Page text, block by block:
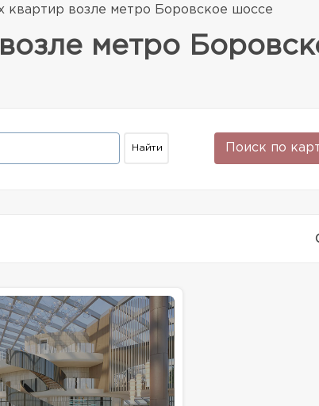
квартир возле метро Боровское шоссе
метро
Поиск по